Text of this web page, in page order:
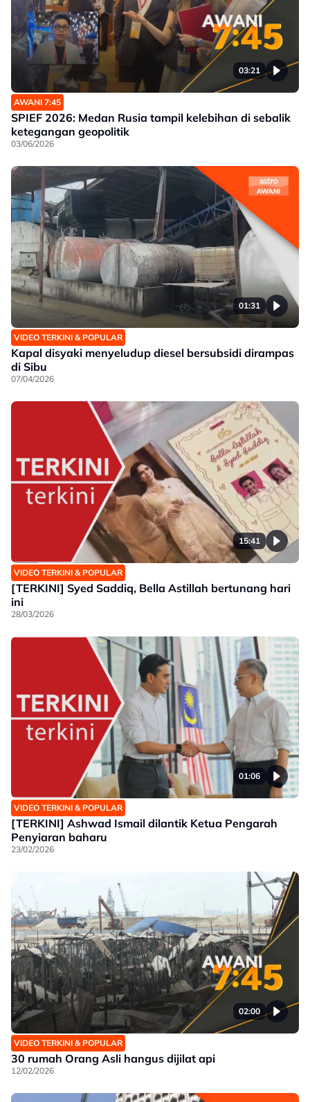
03:21
AWANI 7:45
SPIEF 2026: Medan Rusia tampil kelebihan di sebalik
ketegangan geopolitik
03/06/2026
01:31
VIDEO TERKINI & POPULAR
Kapal disyaki menyeludup diesel bersubsidi dirampas
di Sibu
07/04/2026
15:41
VIDEO TERKINI & POPULAR
[TERKINI] Syed Saddiq, Bella Astillah bertunang hari
ini
28/03/2026
01:06
VIDEO TERKINI & POPULAR
[TERKINI] Ashwad Ismail dilantik Ketua Pengarah
Penyiaran baharu
23/02/2026
02:00
VIDEO TERKINI & POPULAR
30 rumah Orang Asli hangus dijilat api
12/02/2026